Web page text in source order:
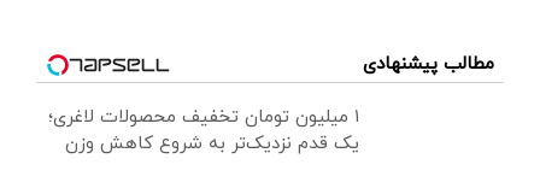
مطالب پیشنهادی
۱ میلیون تومان تخفیف محصولات لاغری؛
یک قدم نزدیک‌تر به شروع کاهش وزن